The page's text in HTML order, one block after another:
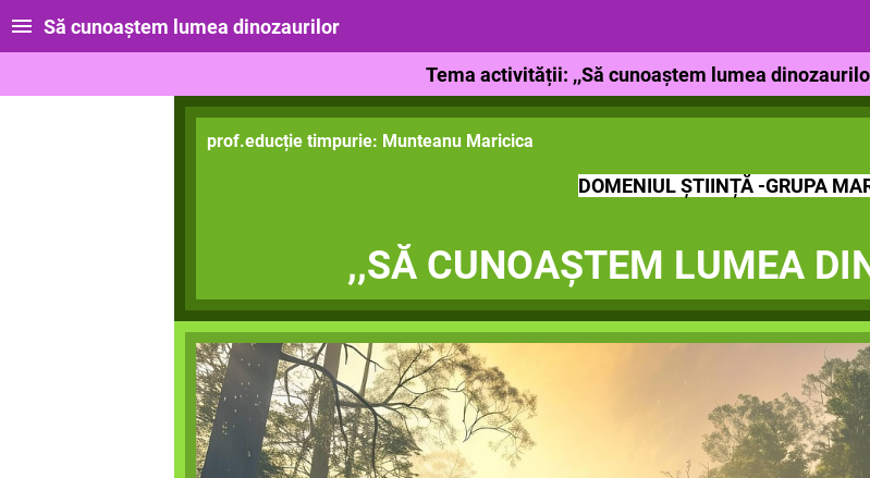
Să cunoaștem lumea dinozaurilor
Tema activității: ,,Să cunoaștem lumea
prof.educție timpurie: Munteanu Maricica
DOMENIUL ȘTIINȚĂ -GRUPA
,,SĂ CUNOAȘTEM LUMEA